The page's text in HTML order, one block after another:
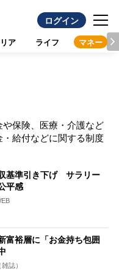
ログイン
ア ライフ マネー
保険、医療・介護など
給付などに関する制度
基準引き下げ サラリー
平感
富裕層に「お金持ち包囲
誌）